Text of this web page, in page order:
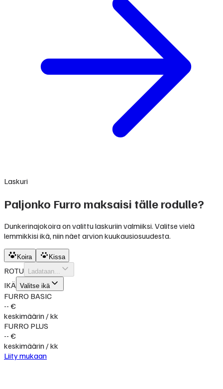
Laskuri
Paljonko Furro maksaisi tälle rodulle?
Dunkerinajokoira on valittu laskuriin valmiiksi. Valitse vielä
lemmikkisi ikä, niin näet arvion kuukausiosuudesta.
Koira Kissa
ROTU Ladataan...
IKÄ Valitse ikä
FURRO BASIC
-- €
keskimäärin / kk
FURRO PLUS
-- €
keskimäärin / kk
Liity mukaan